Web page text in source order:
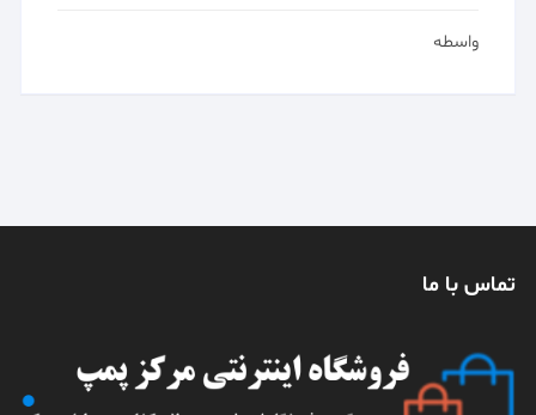
واسطه
تماس با ما